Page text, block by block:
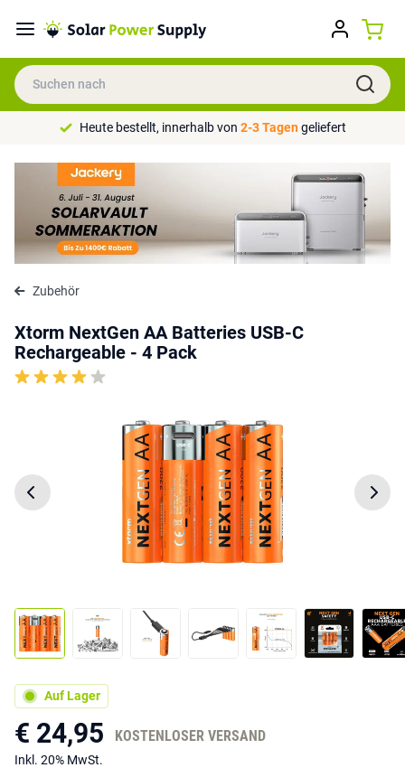
Heute bestellt, innerhalb von 2-3 Tagengeliefert
Zubehör
Xtorm NextGen AA Batteries USB-C
Rechargeable - 4 Pack
Auf Lager
€ 24,95 KOSTENLOSER VERSAND
Inkl. 20% MwSt.